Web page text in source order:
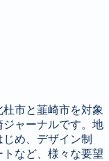
市と韮崎市を対象
ャーナルです。地
め、デザイン制
など、様々な要望